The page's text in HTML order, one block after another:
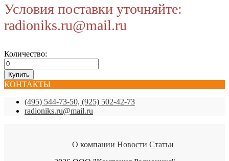
Условия поставки уточняйте:
radioniks.ru@mail.ru
Количество:
КОНТАКТЫ
(495) 544-73-50, (925) 502-42-73
radioniks.ru@mail.ru
О компании Новости Статьи